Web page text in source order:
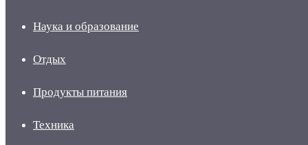
Наука и образование
Отдых
Продукты питания
Техника